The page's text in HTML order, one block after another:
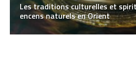
Les traditions culturelles et
encens naturels en Orient